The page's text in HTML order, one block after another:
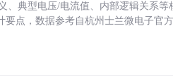
、典型电压/电流值、内部逻辑关系等
点，数据参考自杭州士兰微电子官